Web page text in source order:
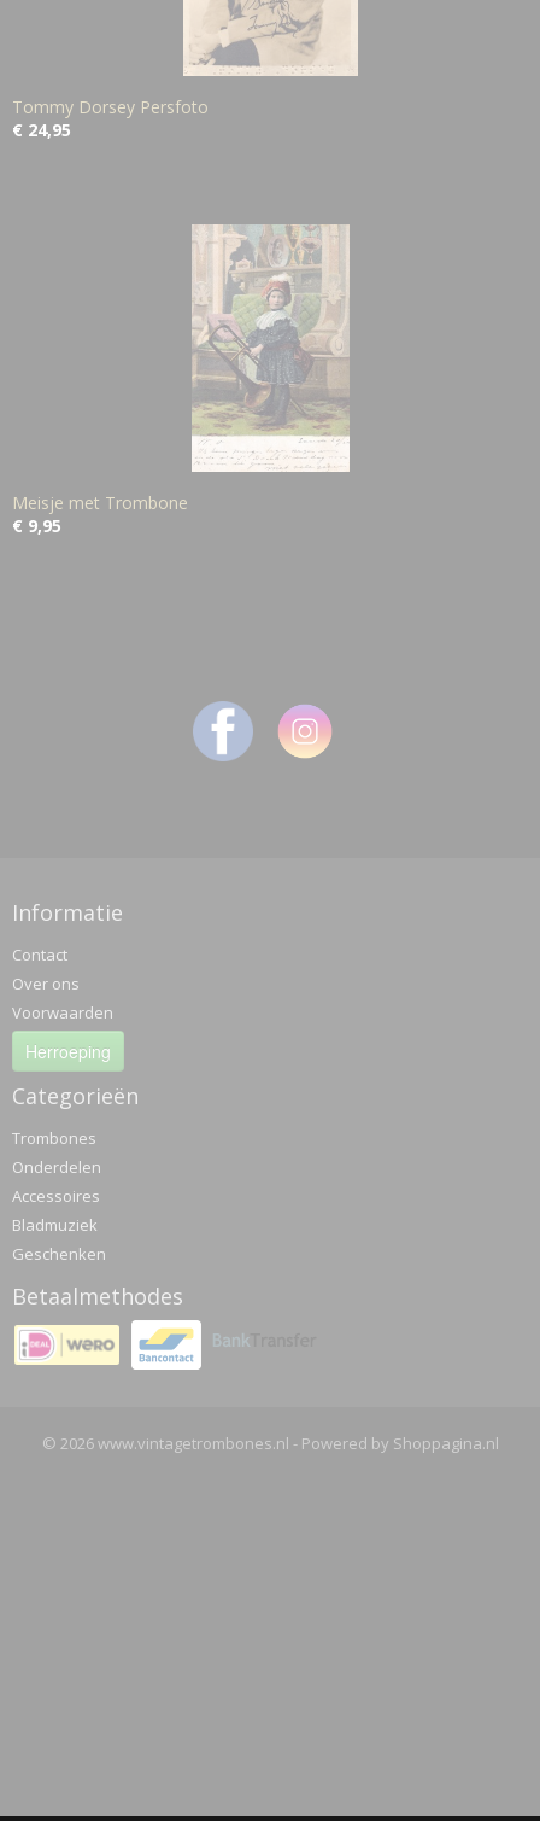
Tommy Dorsey Persfoto
€ 24,95
Meisje met Trombone
€ 9,95
Informatie
Contact
Over ons
Voorwaarden
Herroeping
Categorieën
Trombones
Onderdelen
Accessoires
Bladmuziek
Geschenken
Betaalmethodes
© 2026 www.vintagetrombones.nl - Powered by Shoppagina.nl